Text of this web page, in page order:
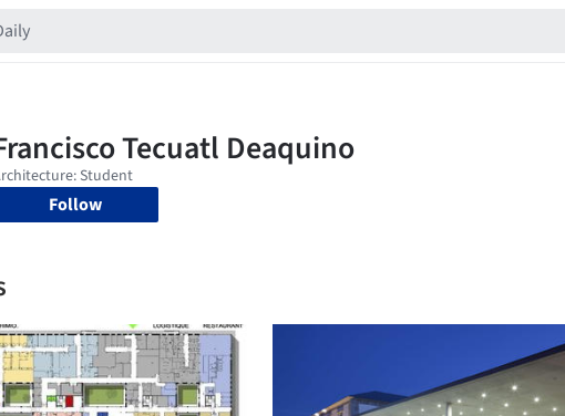
Follow